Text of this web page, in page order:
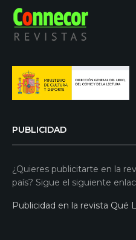
PUBLICIDAD
¿Quieres publicitarte en la
país? Sigue el siguiente
Publicidad en la revista Qué